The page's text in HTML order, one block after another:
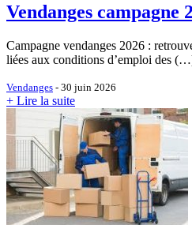
Vendanges
Campagne vendanges 2026 :
liées aux conditions d’emploi des
Vendanges - 30 juin 2026
+ Lire la suite